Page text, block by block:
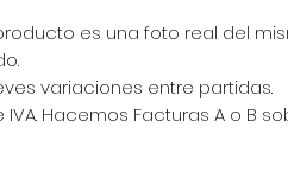
es una foto real del
variaciones entre partidas.
IVA. Hacemos Facturas A o B